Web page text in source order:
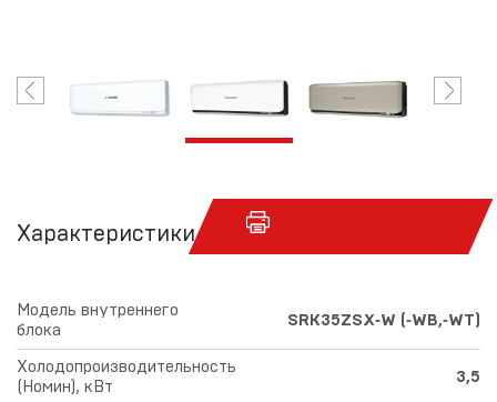
Характеристики
Модель внутреннего
блока
SRK35ZSX‑W (‑WB,‑WT)
Холодопроизводительность
(Номин), кВт
3,5